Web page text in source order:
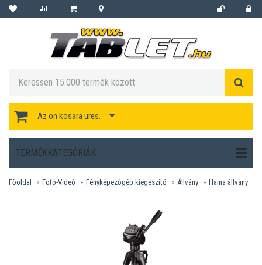
Az ön kosara üres.
TERMÉKKATEGÓRIÁK
Főoldal Fotó-Videó Fényképezőgép kiegészítő Állvány Hama állvány